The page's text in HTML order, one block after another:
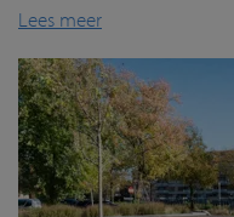
Lees meer